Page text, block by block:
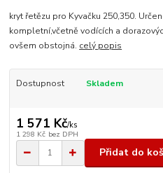
kryt řetězu pro Kyvačku 250,350.
kompletní,včetně vodících a
ovšem obstojná. celý popis
Dostupnost Skladem
1 571 Kč/ks
1 298 Kč bez DPH
Přidat do